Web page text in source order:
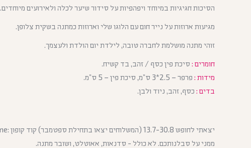
הסיכות חגיגיות במיוחד ויפהפיות על סידור שיער לכלה ולאירועים מיוחדים.
מגיעות ארוזות על נייר חום עם הלוגו שלי וארוזות כמתנה בשקית צלופן.
זוהי מתנה מושלמת לחברה טובה, לילדת יום הולדת ולעצמך.
חומרים : סיכת פין כסף / זהב, בד קשיח.
מידות : פרפר – 2.5*3 ס”מ, סיכת פין – 5 ס”מ.
בדים : כסף, זהב, ניוד ולבן.
ממני על סבלנותכם. לא כולל - סדנאות, אאוטלט, ושובר מתנה.